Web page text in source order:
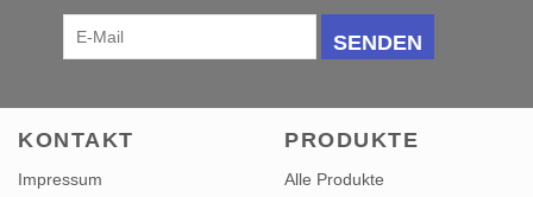
SENDEN
KONTAKT
Impressum
AGB
PRODUKTE
Alle Produkte
Neue Produkte